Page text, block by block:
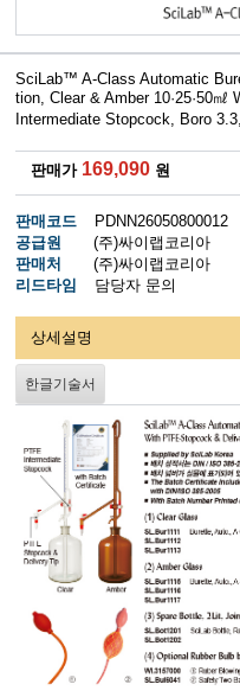
SciLab™ A-Class Automatic
tion, Clear & Amber 10·25·50
Intermediate Stopcock, Boro
판매가 169,090 원
판매코드
PDNN26050800012
공급원
(주)싸이랩코리아
판매처
(주)싸이랩코리아
리드타임
담당자 문의
상세설명
한글기술서